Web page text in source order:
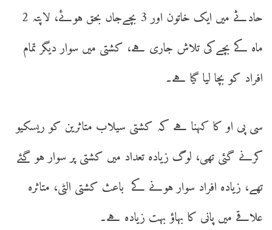
حادثے میں ایک خاتون اور 3 بچےجاں بحق ہوئے، لاپتہ 2
ماہ کے بچےکی تلاش جاری ہے، کشتی میں سوار دیگر تمام
افراد کو بچا لیا گیا ہے۔
سی پی او کا کہنا ہے کہ کشتی سیلاب متاثرین کو ریسکیو
کرنے گئی تھی، لوگ زیادہ تعداد میں کشتی پر سوار ہو گئے
تھے، زیادہ افراد سوار ہونے کے باعث کشتی الٹی، متاثرہ
علاقے میں پانی کا بہاؤ بہت زیادہ ہے۔